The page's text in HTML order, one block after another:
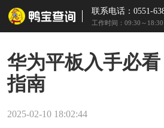
联系电话：0551-
工作时间：09:30～18:30
华为平板入手必
指南
2025-02-10 18:02:44